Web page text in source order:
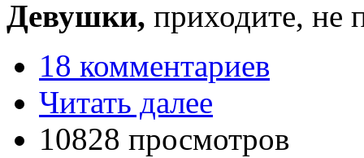
Девушки, приходите, не
18 комментариев
Читать далее
10828 просмотров